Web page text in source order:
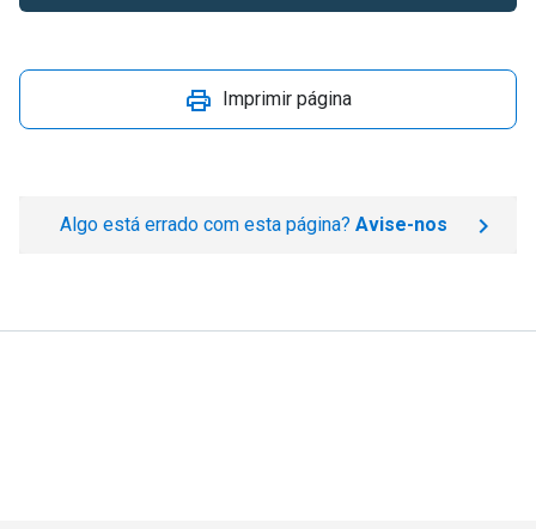
Imprimir página
Algo está errado com esta página? Avise-nos